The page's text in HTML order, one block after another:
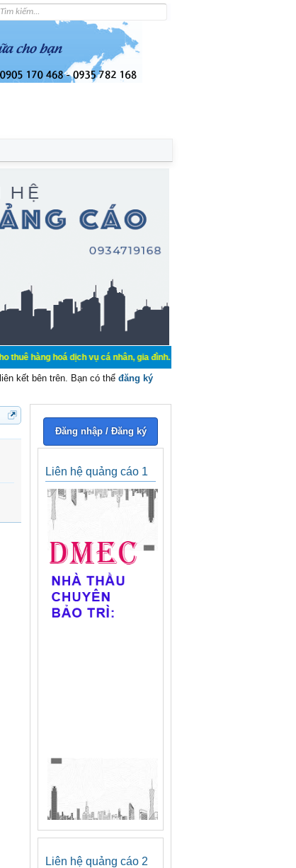
dịch vụ cá nhân, gia đình. Mua bán, ký gửi, cho thuê thiết bị hệ
kết bên trên. Bạn có thể đăng ký
Đăng nhập / Đăng ký
Liên hệ quảng cáo 1
Liên hệ quảng cáo 2